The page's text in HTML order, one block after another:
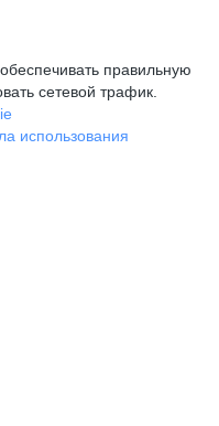
правильную
сетевой трафик.
использования